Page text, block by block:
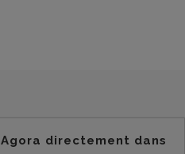
directement dans